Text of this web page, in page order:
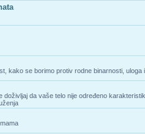
kako se borimo protiv rodne binarnosti, uloga
da vaše telo nije određeno